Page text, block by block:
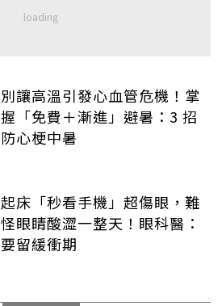
別讓高溫引發心血管危機！掌
握「免費＋漸進」避暑：3 招
防心梗中暑
起床「秒看手機」超傷眼，難
怪眼睛酸澀一整天！眼科醫：
要留緩衝期